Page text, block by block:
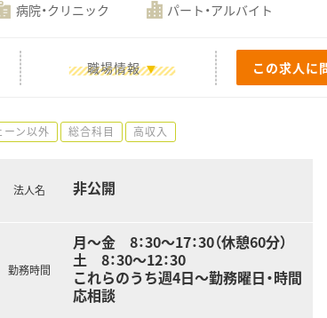
病院・クリニック パート・アルバイト
職場情報 この求人に
ーン以外 総合科目 高収入
法人名 非公開
勤務時間
月～金 8：30～17：30（休憩60分）
土 8：30～12：30
これらのうち週4日～勤務曜日・時間
応相談